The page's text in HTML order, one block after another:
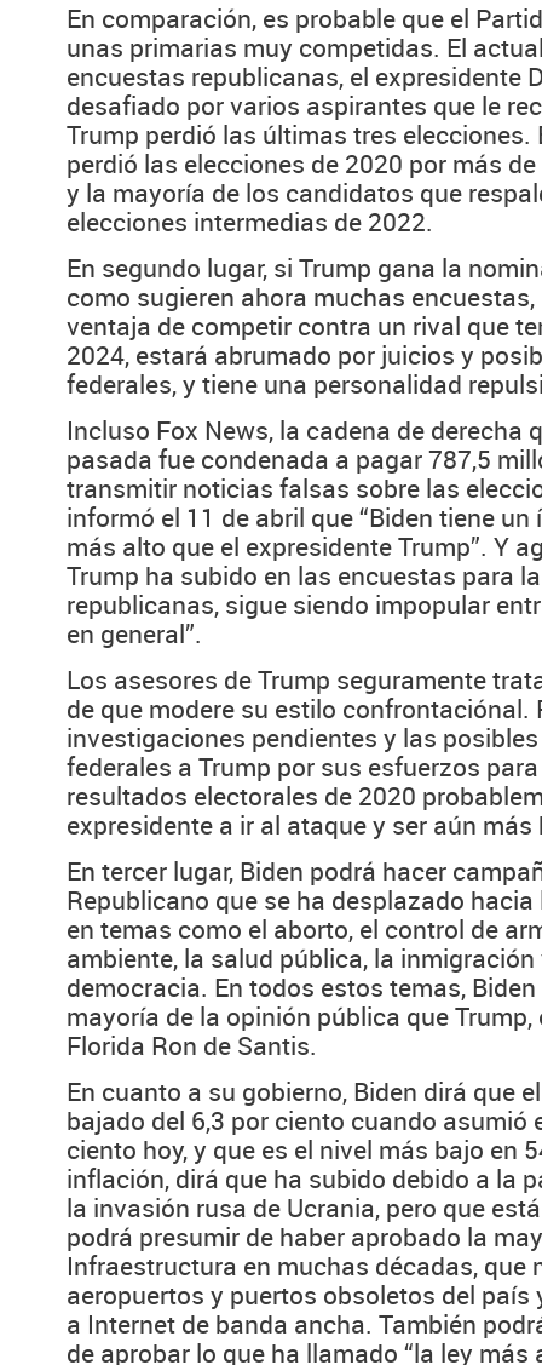
En comparación, es probable que el
unas primarias muy competidas. El
encuestas republicanas, el expresidente
desafiado por varios aspirantes que le
Trump perdió las últimas tres elecciones.
perdió las elecciones de 2020 por más
y la mayoría de los candidatos que
elecciones intermedias de 2022.
En segundo lugar, si Trump gana la
como sugieren ahora muchas
ventaja de competir contra un rival que
2024, estará abrumado por juicios y
federales, y tiene una personalidad
Incluso Fox News, la cadena de derecha
pasada fue condenada a pagar 787,5
transmitir noticias falsas sobre las
informó el 11 de abril que “Biden tiene
más alto que el expresidente Trump”. Y
Trump ha subido en las encuestas para
republicanas, sigue siendo impopular
en general”.
Los asesores de Trump seguramente
de que modere su estilo confrontaciónal.
investigaciones pendientes y las
federales a Trump por sus esfuerzos
resultados electorales de 2020
expresidente a ir al ataque y ser aún
En tercer lugar, Biden podrá hacer
Republicano que se ha desplazado
en temas como el aborto, el control de
ambiente, la salud pública, la
democracia. En todos estos temas,
mayoría de la opinión pública que Trump,
Florida Ron de Santis.
En cuanto a su gobierno, Biden dirá que
bajado del 6,3 por ciento cuando asumió
ciento hoy, y que es el nivel más bajo en
inflación, dirá que ha subido debido a la
la invasión rusa de Ucrania, pero que
podrá presumir de haber aprobado la
Infraestructura en muchas décadas, que
aeropuertos y puertos obsoletos del país
a Internet de banda ancha. También
de aprobar lo que ha llamado “la ley